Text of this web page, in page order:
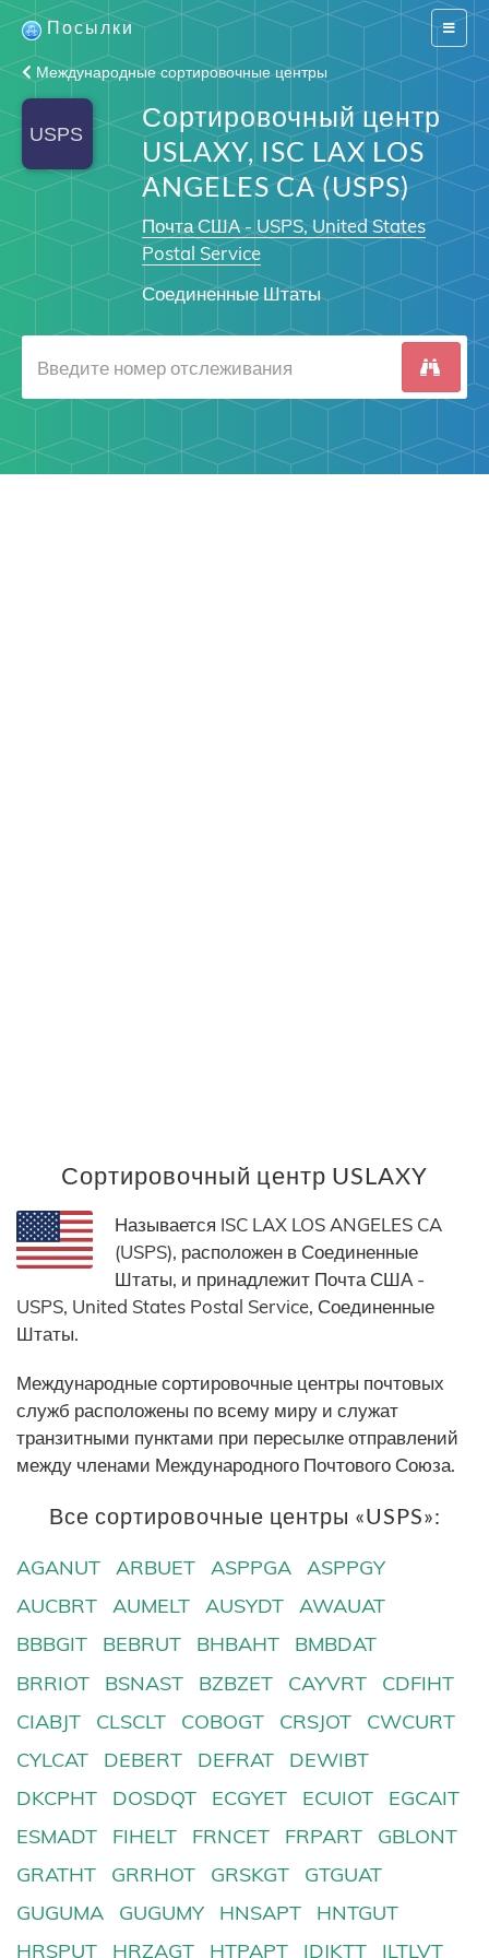
Switch
Посылки
Международные сортировочные центры
Сортировочный центр
USLAXY, ISC LAX LOS
ANGELES CA (USPS)
Почта США - USPS, United States
Postal Service
Соединенные Штаты
Сортировочный центр USLAXY
Называется ISC LAX LOS ANGELES CA
(USPS), расположен в Соединенные
Штаты, и принадлежит Почта США -
USPS, United States Postal Service, Соединенные
Штаты.
Международные сортировочные центры почтовых
служб расположены по всему миру и служат
транзитными пунктами при пересылке отправлений
между членами Международного Почтового Союза.
Все сортировочные центры «USPS»:
AGANUT ARBUET ASPPGA
ASPPGY
AUCBRT
AUMELT AUSYDT
AWAUAT
BBBGIT
BEBRUT BHBAHT
BMBDAT
BRRIOT
BSNAST BZBZET CAYVRT
CDFIHT
CIABJT
CLSCLT COBOGT CRSJOT
CWCURT
CYLCAT
DEBERT DEFRAT
DEWIBT
DKCPHT
DOSDQT ECGYET ECUIOT
EGCAIT
ESMADT
FIHELT FRNCET FRPART
GBLONT
GRATHT
GRRHOT GRSKGT
GTGUAT
GUGUMA
GUGUMY HNSAPT
HNTGUT
HRSPUT
HRZAGT HTPAPT IDJKTT ILTLVT